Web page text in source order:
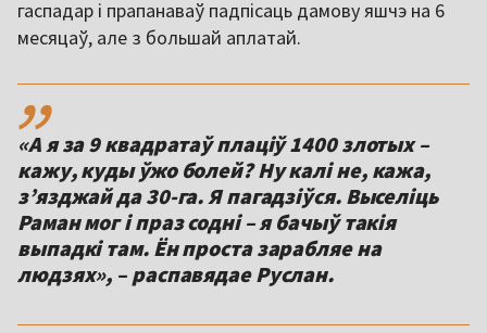
гаспадар і прапанаваў падпісаць дамову яшчэ на 6
месяцаў, але з большай аплатай.
,,
«А я за 9 квадратаў плаціў 1400 злотых –
кажу, куды ўжо болей? Ну калі не, кажа,
з’язджай да 30-га. Я пагадзіўся. Выселіць
Раман мог і праз содні – я бачыў такія
выпадкі там. Ён проста зарабляе на
людзях», – распавядае Руслан.